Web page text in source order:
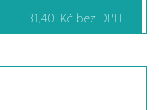
31,40 Kč bez DPH